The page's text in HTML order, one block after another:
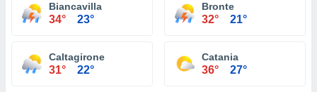
Biancavilla
34° 23°
Bronte
32° 21°
Caltagirone
31° 22°
Catania
36° 27°